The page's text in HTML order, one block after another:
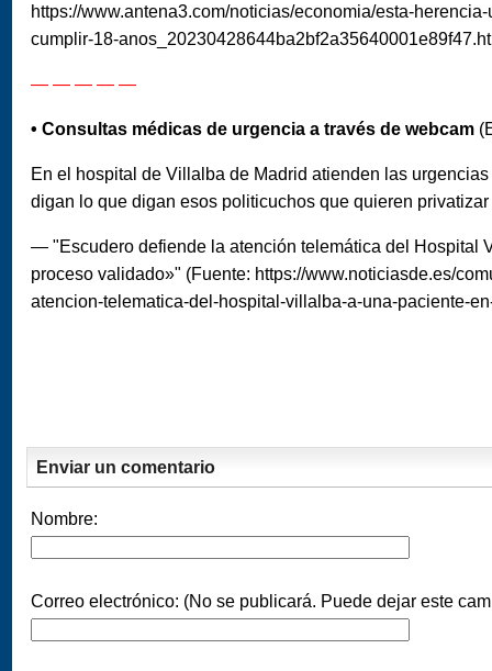
https://www.antena3.com/noticias/economia/esta-
cumplir-18-
— — — — —
• Consultas médicas de urgencia a través de webcam
En el hospital de Villalba de Madrid atienden las
digan lo que digan esos politicuchos que quieren
— "Escudero defiende la atención telemática del Hospital
proceso validado»" (Fuente: https://www.noticiasde.es/
atencion-telematica-del-hospital-villalba-a-una-paciente-
Enviar un comentario
Nombre:
Correo electrónico: (No se publicará. Puede dejar este